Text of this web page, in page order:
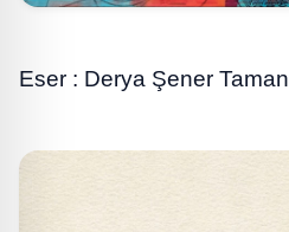
Eser : Derya Şener Taman